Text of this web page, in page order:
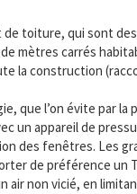
de toiture, qui sont
mètres carrés
la construction
que l’on évite par
un appareil de
des fenêtres. Les
de préférence
non vicié, en